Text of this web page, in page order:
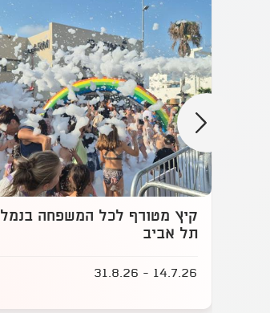
קיץ מטורף לכל המשפחה בנמל
תל אביב
14.7.26 - 31.8.26